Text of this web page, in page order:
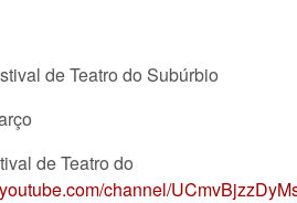
de Teatro do Subúrbio
de Teatro do
channel/